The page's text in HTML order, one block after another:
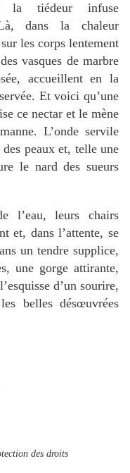
la tiédeur infuse
Là, dans la chaleur
les corps lentement
vasques de marbre
accueillent en la
Et voici qu’une
ce nectar et le mène
L’onde servile
peaux et, telle une
le nard des sueurs
l’eau, leurs chairs
et, dans l’attente, se
un tendre supplice,
une gorge attirante,
d’un sourire,
belles désœuvrées
des droits